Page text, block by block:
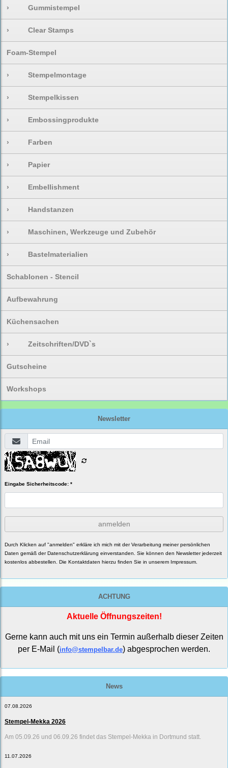
› Gummistempel
› Clear Stamps
Foam-Stempel
› Stempelmontage
› Stempelkissen
› Embossingprodukte
› Farben
› Papier
› Embellishment
› Handstanzen
› Maschinen, Werkzeuge und Zubehör
› Bastelmaterialien
Schablonen - Stencil
Aufbewahrung
Küchensachen
› Zeitschriften/DVD`s
Gutscheine
Workshops
Newsletter
Eingabe Sicherheitscode: *
anmelden
Durch Klicken auf "anmelden" erkläre ich mich mit der Verarbeitung meiner persönlichen
Daten gemäß derDatenschutzerklärung einverstanden. Sie können den Newsletter jederzeit
kostenlos abbestellen. Die Kontaktdaten hierzu finden Sie in unserem Impressum.
ACHTUNG
Aktuelle Öffnungszeiten!
Gerne kann auch mit uns ein Termin außerhalb dieser Zeiten
per E-Mail (info@stempelbar.de) abgesprochen werden.
News
07.08.2026
Stempel-Mekka 2026
Am 05.09.26 und 06.09.26 findet das Stempel-Mekka in Dortmund statt.
11.07.2026